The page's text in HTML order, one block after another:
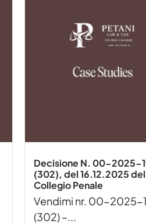
Decisione N. 00-2025-
(302), del 16.12.2025 del
Collegio Penale
Vendimi nr. 00-2025-
(302) –...